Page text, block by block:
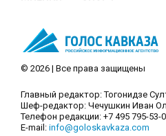
© 2026 | Все права защищены
Главный редактор: Тогонидзе
Шеф-редактор: Чечушкин Иван
Телефон редакции: +7 495 795-53-
E-mail: info@goloskavkaza.com